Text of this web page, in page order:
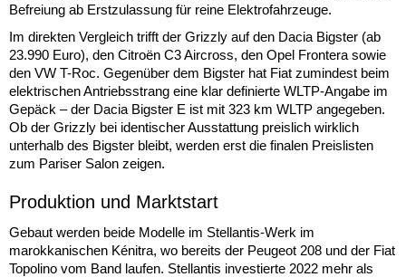
Befreiung ab Erstzulassung für reine Elektrofahrzeuge.
Im direkten Vergleich trifft der Grizzly auf den Dacia Bigster (ab
23.990 Euro), den Citroën C3 Aircross, den Opel Frontera sowie
den VW T-Roc. Gegenüber dem Bigster hat Fiat zumindest beim
elektrischen Antriebsstrang eine klar definierte WLTP-Angabe im
Gepäck – der Dacia Bigster E ist mit 323 km WLTP angegeben.
Ob der Grizzly bei identischer Ausstattung preislich wirklich
unterhalb des Bigster bleibt, werden erst die finalen Preislisten
zum Pariser Salon zeigen.
Produktion und Marktstart
Gebaut werden beide Modelle im Stellantis-Werk im
marokkanischen Kénitra, wo bereits der Peugeot 208 und der Fiat
Topolino vom Band laufen. Stellantis investierte 2022 mehr als